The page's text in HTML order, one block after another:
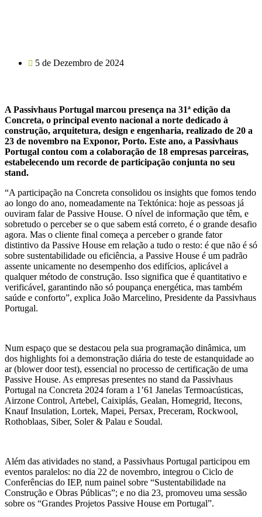
5 de Dezembro de 2024
A Passivhaus Portugal marcou presença na 31ª edição da
Concreta, o principal evento nacional a norte dedicado à
construção, arquitetura, design e engenharia, realizado de 20 a
23 de novembro na Exponor, Porto. Este ano, a Passivhaus
Portugal contou com a colaboração de 18 empresas parceiras,
estabelecendo um recorde de participação conjunta no seu
stand.
“A participação na Concreta consolidou os insights que fomos tendo
ao longo do ano, nomeadamente na Tektónica: hoje as pessoas já
ouviram falar de Passive House. O nível de informação que têm, e
sobretudo o perceber se o que sabem está correto, é o grande desafio
agora. Mas o cliente final começa a perceber o grande fator
distintivo da Passive House em relação a tudo o resto: é que não é só
sobre sustentabilidade ou eficiência, a Passive House é um padrão
assente unicamente no desempenho dos edifícios, aplicável a
qualquer método de construção. Isso significa que é quantitativo e
verificável, garantindo não só poupança energética, mas também
saúde e conforto”, explica João Marcelino, Presidente da Passivhaus
Portugal.
Num espaço que se destacou pela sua programação dinâmica, um
dos highlights foi a demonstração diária do teste de estanquidade ao
ar (blower door test), essencial no processo de certificação de uma
Passive House. As empresas presentes no stand da Passivhaus
Portugal na Concreta 2024 foram a 1’61 Janelas Termoacústicas,
Airzone Control, Artebel, Caixiplás, Gealan, Homegrid, Itecons,
Knauf Insulation, Lortek, Mapei, Persax, Preceram, Rockwool,
Rothoblaas, Siber, Soler & Palau e Soudal.
Além das atividades no stand, a Passivhaus Portugal participou em
eventos paralelos: no dia 22 de novembro, integrou o Ciclo de
Conferências do IEP, num painel sobre “Sustentabilidade na
Construção e Obras Públicas”; e no dia 23, promoveu uma sessão
sobre os “Grandes Projetos Passive House em Portugal”.